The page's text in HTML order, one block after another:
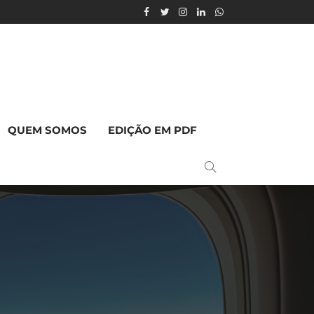
QUEM SOMOS EDIÇÃO EM PDF